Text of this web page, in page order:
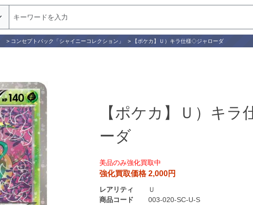
> コンセプトパック「シャイニーコレクション」 > 【ポケカ】Ｕ）キラ仕様◇ジャローダ
【ポケカ】Ｕ）キ
ーダ
美品のみ強化買取中
強化買取価格 2,000円
レアリティ
Ｕ
商品コード
003-020-SC-U-S